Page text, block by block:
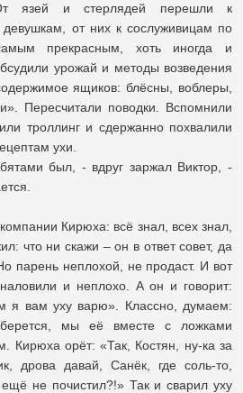
язей и стерлядей перешли к
от них к сослуживицам по
прекрасным, хоть иногда и
урожай и методы возведения
ящиков: блёсны, воблеры,
Пересчитали поводки. Вспомнили
троллинг и сдержанно похвалили
ухи.
был, - вдруг заржал Виктор, -
Кирюха: всё знал, всех знал,
что ни скажи – он в ответ совет, да
парень неплохой, не продаст. И вот
и неплохо. А он и говорит:
я вам уху варю». Классно, думаем:
берется, мы её вместе с ложками
Кирюха орёт: «Так, Костян, ну-ка за
дрова давай, Санёк, где соль-то,
не почистил?!» Так и сварил уху